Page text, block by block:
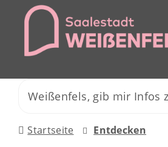
Startseite Entdecken